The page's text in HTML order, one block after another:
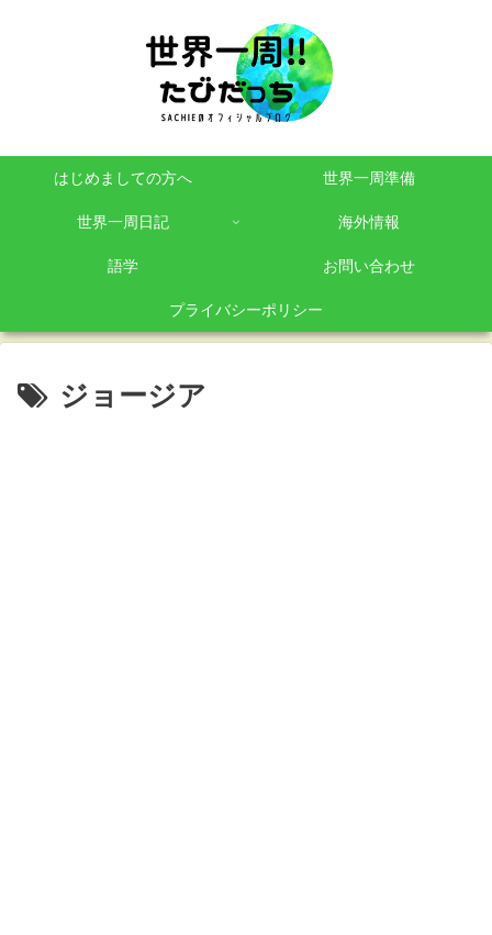
はじめましての方へ 世界一周準備
世界一周日記 海外情報
語学 お問い合わせ
プライバシーポリシー
ジョージア